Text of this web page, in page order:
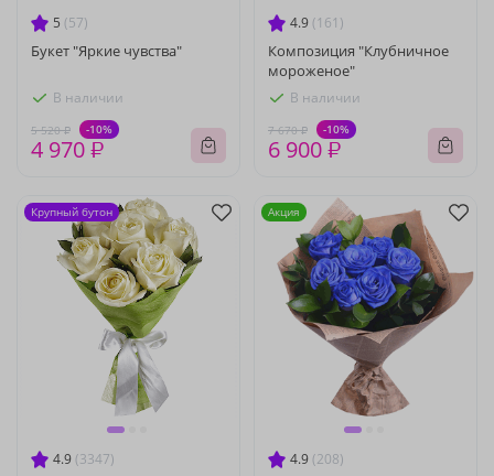
5 (57)
Букет "Яркие чувства"
В наличии
5 520 ₽ -10%
4 970 ₽
4.9 (161)
Композиция "Клубничное
мороженое"
В наличии
7 670 ₽ -10%
6 900 ₽
4.9 (3347)
Крупный бутон
4.9 (208)
Акция